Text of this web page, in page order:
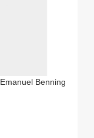
Emanuel Benning